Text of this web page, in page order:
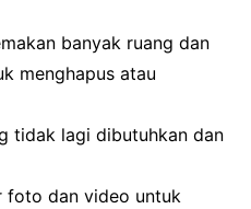
banyak ruang dan
menghapus atau
tidak lagi dibutuhkan dan
foto dan video untuk